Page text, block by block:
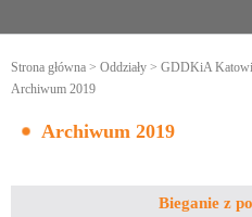
Strona główna > Oddziały > GDDKiA
Archiwum 2019
Archiwum 2019
Bieganie z